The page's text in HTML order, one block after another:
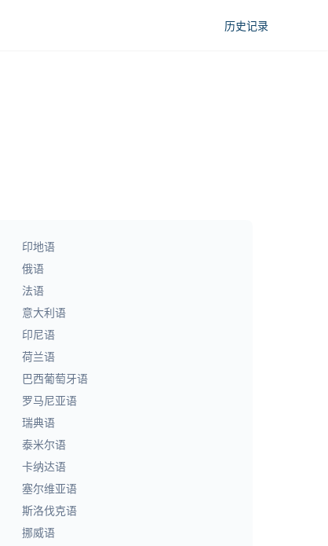
历史记录
印地语
俄语
法语
意大利语
印尼语
荷兰语
巴西葡萄牙语
罗马尼亚语
瑞典语
泰米尔语
卡纳达语
塞尔维亚语
斯洛伐克语
挪威语